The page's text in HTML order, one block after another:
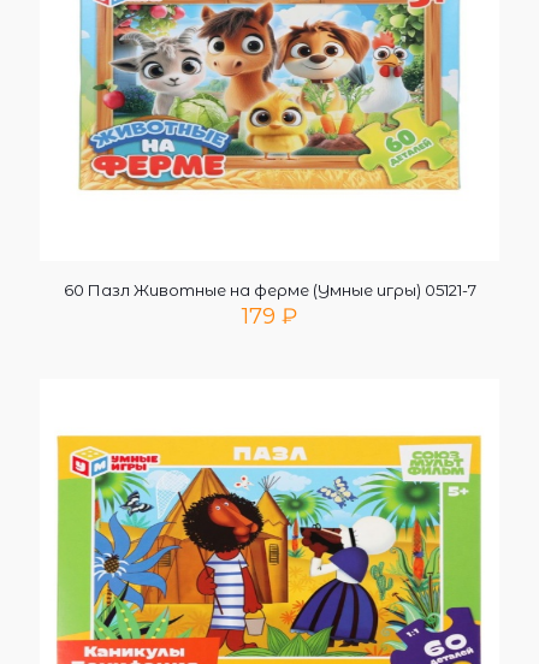
60 Пазл Животные на ферме (Умные игры) 05121-7
179 ₽